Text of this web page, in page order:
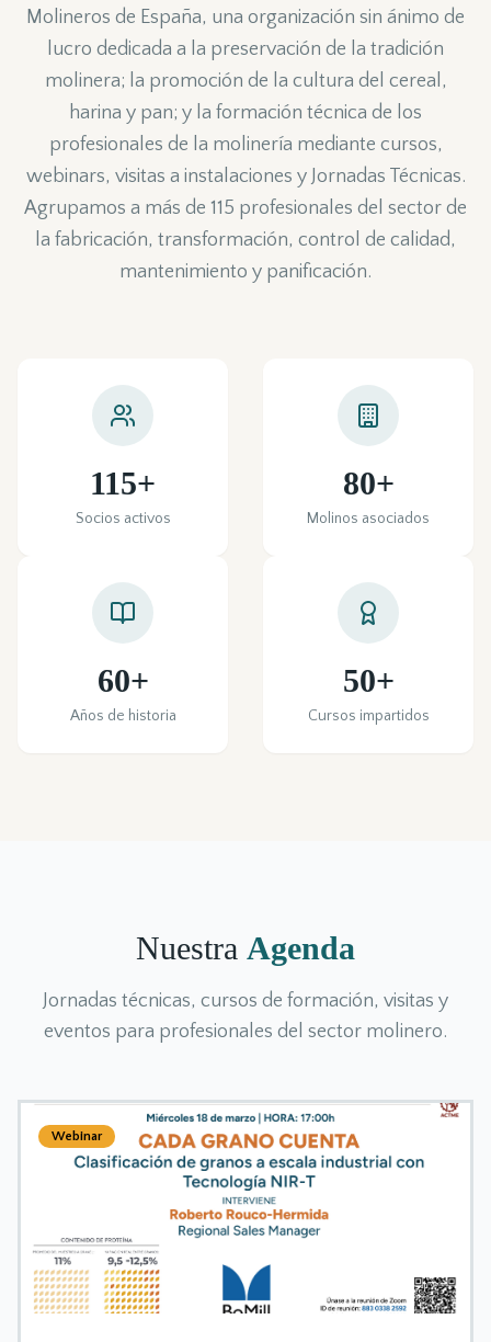
Molineros de España, una organización sin ánimo de
lucro dedicada a la preservación de la tradición
molinera; la promoción de la cultura del cereal,
harina y pan; y la formación técnica de los
profesionales de la molinería mediante cursos,
webinars, visitas a instalaciones y Jornadas Técnicas.
Agrupamos a más de 115 profesionales del sector de
la fabricación, transformación, control de calidad,
mantenimiento y panificación.
115+
Socios activos
80+
Molinos asociados
60+
Años de historia
50+
Cursos impartidos
Nuestra Agenda
Jornadas técnicas, cursos de formación, visitas y
eventos para profesionales del sector molinero.
Webinar